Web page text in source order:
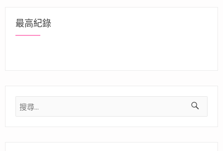
最高紀錄
搜
尋